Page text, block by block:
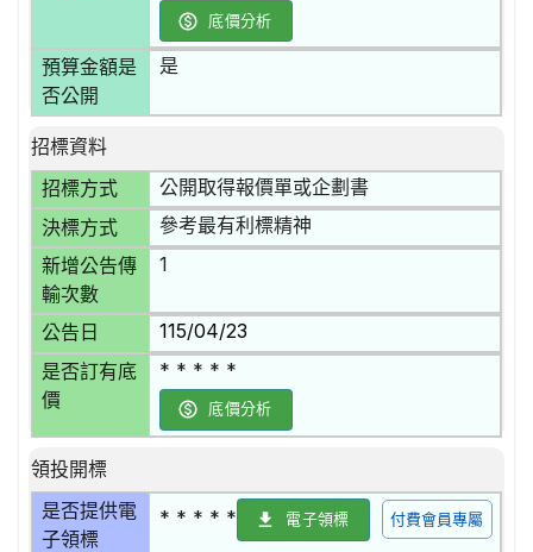
底價分析
預算金額是
否公開
是
招標資料
招標方式
公開取得報價單或企劃書
決標方式 參考最有利標精神
新增公告傳
輸次數
1
公告日 115/04/23
是否訂有底
價
* * * * *
底價分析
領投開標
是否提供電
子領標
* * * * * 電子領標 付費會員專屬